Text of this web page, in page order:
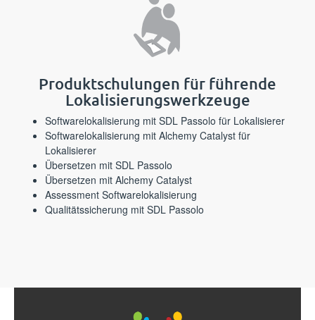
⁪⁪⁪‌​‌‌‍‌‌‍​‌‍​‌​​‍‍‍‌​​‍‌​‌​‌​‌‍‍​​‍​​‌‌​​‍⁪Produktschulungen für führende
Lokalisierungswerkzeuge⁪⁪
⁪⁪⁪‌​‌‌‌​‌​​​​‌‍‌‌​‌​‌‍‍‌​‍‍‍​‍​‍‍‍‌‍​​​‌‍⁪Softwarelokalisierung mit SDL Passolo für Lokalisierer⁪⁪
⁪⁪⁪‌‍‌​​​‍‍‌‍‌‌‍‍‌​‍‌‌‍‍​‌‍‍‍‌‍‍‌‌‍​‌‌‌‌‌‍‍⁪Softwarelokalisierung mit Alchemy Catalyst für
Lokalisierer⁪⁪
⁪⁪⁪‌​‌​‍‍‌​‍‍​​​‍‍​​‍‌‌​‌​‌‌​​​​‍​‌​‌​‌‍‌‌‌⁪Übersetzen mit SDL Passolo⁪⁪
⁪⁪⁪‌‌​‌‌‌​​​‍‍‌‌​​‍​​‍‍‍​‍‍‌​‌​‌‌​​‌​‍​‌‍‍​‌⁪Übersetzen mit Alchemy Catalyst⁪⁪
⁪⁪⁪‍​​‍​‌​‍‍‍​‌‍‌​​​‌​​‌‌​​​‌‌​‍‍​‍‍​​‌‍​‌⁪Assessment Softwarelokalisierung⁪⁪
⁪⁪⁪‌​‍‌‍​‍​‌​‍​​‍‍‍‍‍‌​‌‌​‍‌​‌‍‍​‍‍‌‌‌‌​‍‍‌‍⁪Qualitätssicherung mit SDL Passolo⁪⁪